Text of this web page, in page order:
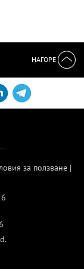
НАГОРЕ
за ползване|